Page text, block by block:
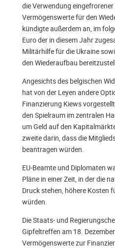
die Verwendung
Vermögenswerte für den
kündigte außerdem an, im
Euro der in diesem Jahr
Militärhilfe für die Ukraine
den Wiederaufbau
Angesichts des belgischen
hat von der Leyen andere
Finanzierung Kiews
den Spielraum im zentralen
um Geld auf den
zweite darin, dass die
beantragen würden.
EU-Beamte und Diplomaten
Pläne in einer Zeit, in der die
Druck stehen, höhere Kosten
würden.
Die Staats- und
Gipfeltreffen am 18.
Vermögenswerte zur